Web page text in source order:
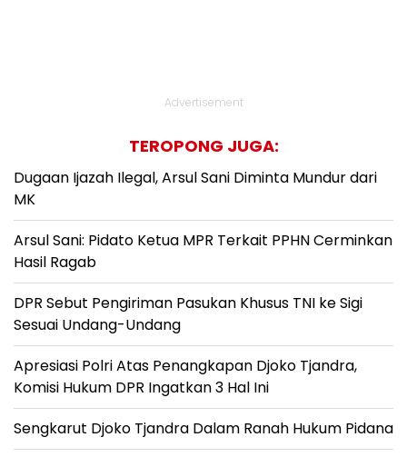
Advertisement
TEROPONG JUGA:
Dugaan Ijazah Ilegal, Arsul Sani Diminta Mundur dari
MK
Arsul Sani: Pidato Ketua MPR Terkait PPHN Cerminkan
Hasil Ragab
DPR Sebut Pengiriman Pasukan Khusus TNI ke Sigi
Sesuai Undang-Undang
Apresiasi Polri Atas Penangkapan Djoko Tjandra,
Komisi Hukum DPR Ingatkan 3 Hal Ini
Sengkarut Djoko Tjandra Dalam Ranah Hukum Pidana